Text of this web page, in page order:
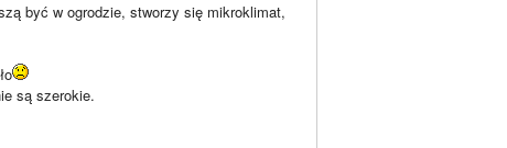
być w ogrodzie, stworzy się mikroklimat,
są szerokie.